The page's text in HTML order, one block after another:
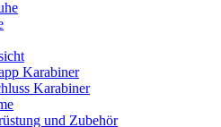
Karabiner
Karabiner
und Zubehör